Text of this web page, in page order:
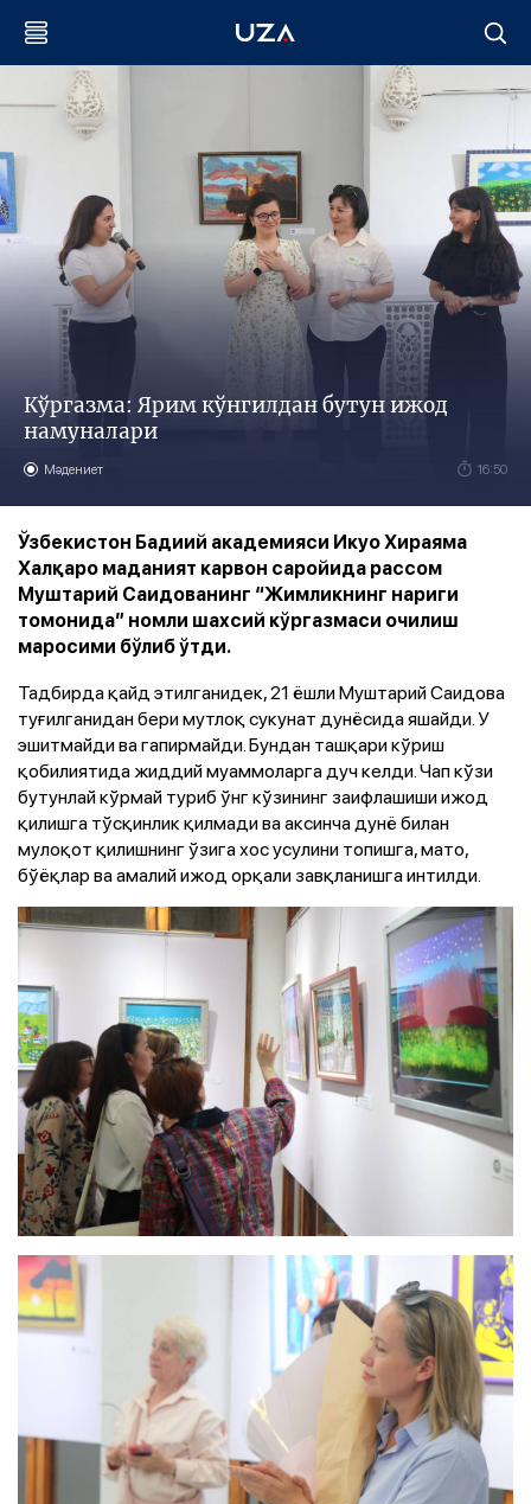
Кўргазма: Ярим кўнгилдан бутун ижод
намуналари
Мәдениет 16:50
Ўзбекистон Бадиий академияси Икуо Хираяма
Халқаро маданият карвон саройида рассом
Муштарий Саидованинг “Жимликнинг нариги
томонида” номли шахсий кўргазмаси очилиш
маросими бўлиб ўтди.
Тадбирда қайд этилганидек, 21 ёшли Муштарий Саидова
туғилганидан бери мутлоқ сукунат дунёсида яшайди. У
эшитмайди ва гапирмайди. Бундан ташқари кўриш
қобилиятида жиддий муаммоларга дуч келди. Чап кўзи
бутунлай кўрмай туриб ўнг кўзининг заифлашиши ижод
қилишга тўсқинлик қилмади ва аксинча дунё билан
мулоқот қилишнинг ўзига хос усулини топишга, мато,
бўёқлар ва амалий ижод орқали завқланишга интилди.